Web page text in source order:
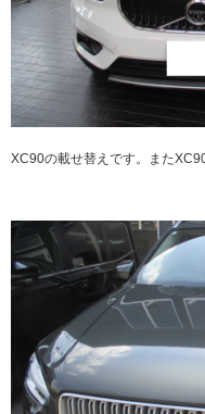
XC90の載せ替えです。また